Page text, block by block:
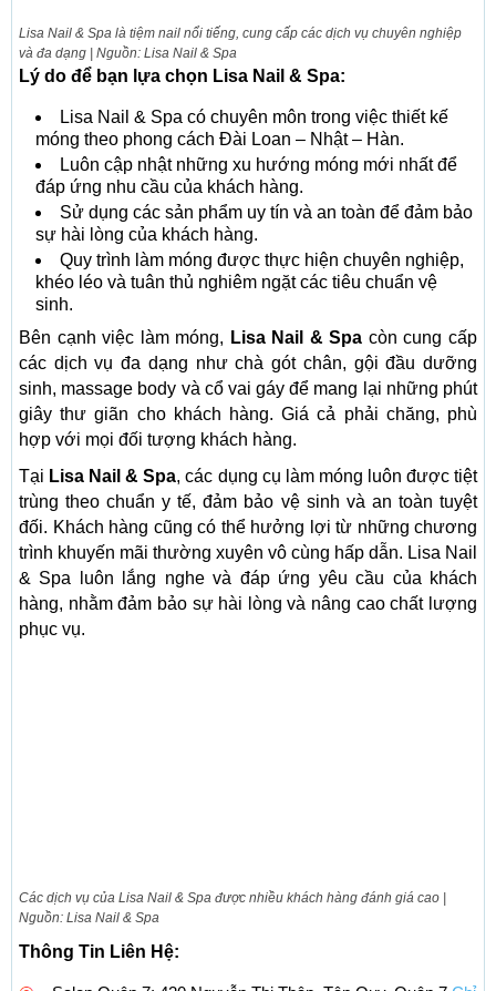
Lisa Nail & Spa là tiệm nail nổi tiếng, cung cấp các dịch vụ chuyên nghiệp
và đa dạng | Nguồn: Lisa Nail & Spa
Lý do để bạn lựa chọn Lisa Nail & Spa:
Lisa Nail & Spa có chuyên môn trong việc thiết kế
móng theo phong cách Đài Loan – Nhật – Hàn.
Luôn cập nhật những xu hướng móng mới nhất để
đáp ứng nhu cầu của khách hàng.
Sử dụng các sản phẩm uy tín và an toàn để đảm bảo
sự hài lòng của khách hàng.
Quy trình làm móng được thực hiện chuyên nghiệp,
khéo léo và tuân thủ nghiêm ngặt các tiêu chuẩn vệ
sinh.
Bên cạnh việc làm móng, Lisa Nail & Spa còn cung cấp
các dịch vụ đa dạng như chà gót chân, gội đầu dưỡng
sinh, massage body và cổ vai gáy để mang lại những phút
giây thư giãn cho khách hàng. Giá cả phải chăng, phù
hợp với mọi đối tượng khách hàng.
Tại Lisa Nail & Spa, các dụng cụ làm móng luôn được tiệt
trùng theo chuẩn y tế, đảm bảo vệ sinh và an toàn tuyệt
đối. Khách hàng cũng có thể hưởng lợi từ những chương
trình khuyến mãi thường xuyên vô cùng hấp dẫn. Lisa Nail
& Spa luôn lắng nghe và đáp ứng yêu cầu của khách
hàng, nhằm đảm bảo sự hài lòng và nâng cao chất lượng
phục vụ.
Các dịch vụ của Lisa Nail & Spa được nhiều khách hàng đánh giá cao |
Nguồn: Lisa Nail & Spa
Thông Tin Liên Hệ: